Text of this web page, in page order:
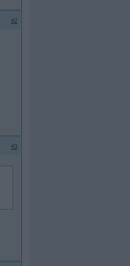
#2
#3